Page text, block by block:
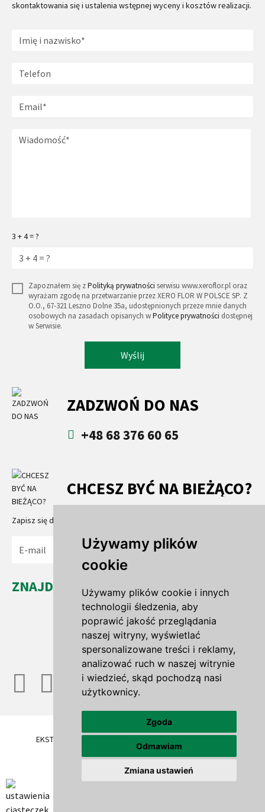
Używamy plików
cookie
Używamy plików cookie i innych
technologii śledzenia, aby
poprawić jakość przeglądania
naszej witryny, wyświetlać
spersonalizowane treści i reklamy,
analizować ruch w naszej witrynie
i wiedzieć, skąd pochodzą nasi
użytkownicy.
Zgoda
Odmawiam
Zmiana ustawień
skontaktowania się i ustalenia wstępnej wyceny i kosztów realizacji.
3 + 4 = ?
Zapoznałem się zPolityką prywatności serwisu www.xeroflor.pl oraz
wyrażam zgodę na przetwarzanie przez XERO FLOR W POLSCE SP. Z
O.O., 67-321 Leszno Dolne 35a, udostępnionych przeze mnie danych
osobowych na zasadach opisanych wPolityce prywatności dostępnej
w Serwisie.
Wyślij
ZADZWOŃ DO NAS
+48 68 376 60 65
CHCESZ BYĆ NA BIEŻĄCO?
Zapisz się do newslettera
ZNAJDŹ NAS...
Leszno Dolne 35a
67-321 Leszno Górne
woj. lubuskie
EKSTENSYWNE DACHY ZIELONE
OFERTA
GALERIA BLOG
FIRMA
POLITYKA PRYWATNOŚCI
KONTAKT